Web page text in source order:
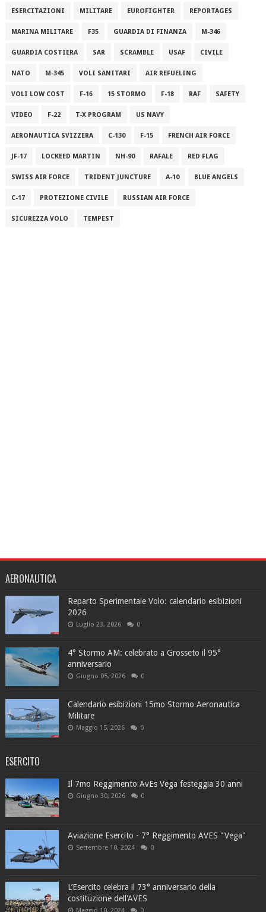
ESERCITAZIONI MILITARE EUROFIGHTER REPORTAGES
MARINA MILITARE F35 GUARDIA DI FINANZA M-346
GUARDIA COSTIERA SAR SCRAMBLE USAF CIVILE
NATO M-345 VOLI SANITARI AIR REFUELING
VOLI LOW COST F-16 15 STORMO F-18 RAF SAFETY
VIDEO F-22 T-X PROGRAM US NAVY
AERONAUTICA SVIZZERA C-130 F-15 FRENCH AIR FORCE
JF-17 LOCKEED MARTIN NH-90 RAFALE RED FLAG
SWISS AIR FORCE TRIDENT JUNCTURE A-10 BLUE ANGELS
C-17 PROTEZIONE CIVILE RUSSIAN AIR FORCE
SICUREZZA VOLO TEMPEST
AERONAUTICA
Reparto Sperimentale Volo: calendario esibizioni
2026
Luglio 23, 2026 0
4° Stormo AM: celebrato a Grosseto il 95°
anniversario
Giugno 05, 2026 0
Calendario esibizioni 15mo Stormo Aeronautica
Militare
Maggio 15, 2026 0
ESERCITO
Il 7mo Reggimento AvEs Vega festeggia 30 anni
Giugno 30, 2026 0
Aviazione Esercito - 7° Reggimento AVES "Vega"
Settembre 10, 2024 0
L’Esercito celebra il 73° anniversario della
costituzione dell'AVES
Maggio 10, 2024 0